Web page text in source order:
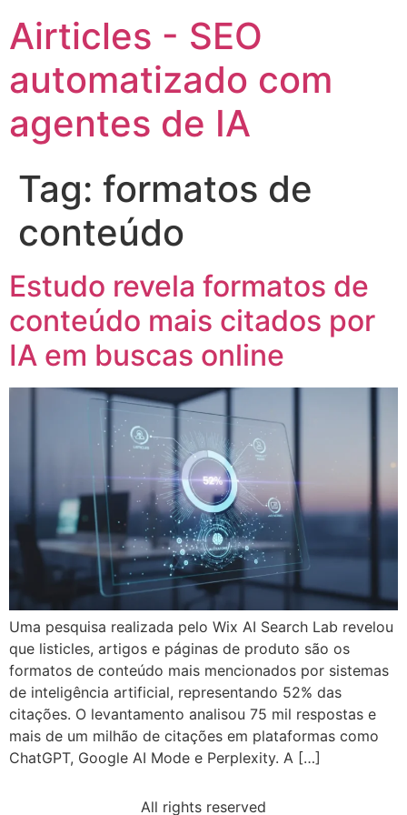
Airticles - SEO
automatizado com
agentes de IA
Tag: formatos de
conteúdo
Estudo revela formatos de
conteúdo mais citados por
IA em buscas online
Uma pesquisa realizada pelo Wix AI Search Lab revelou
que listicles, artigos e páginas de produto são os
formatos de conteúdo mais mencionados por sistemas
de inteligência artificial, representando 52% das
citações. O levantamento analisou 75 mil respostas e
mais de um milhão de citações em plataformas como
ChatGPT, Google AI Mode e Perplexity. A […]
All rights reserved